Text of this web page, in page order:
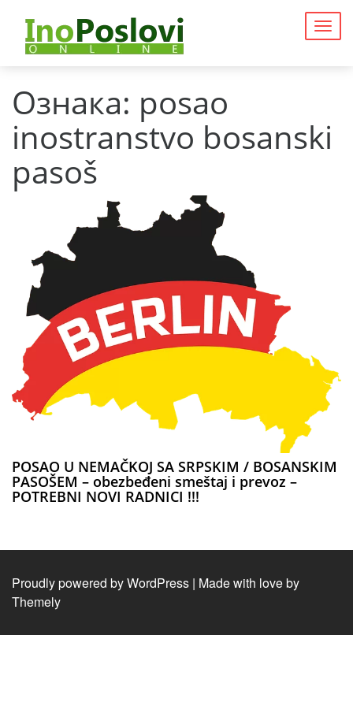
Ознака: posao
inostranstvo bosanski
pasoš
POSAO U NEMAČKOJ SA SRPSKIM / BOSANSKIM
PASOŠEM – obezbeđeni smeštaj i prevoz –
POTREBNI NOVI RADNICI !!!
Proudly powered by WordPress | Made with love by
Themely